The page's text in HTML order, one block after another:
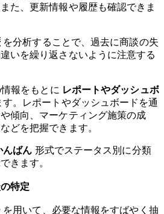
た、更新情報や履歴も確認できま
を分析することで、過去に商談の失
いを繰り返さないように注意する
報をもとに レポートやダッシュボ
す。レポートやダッシュボードを通
傾向、マーケティング施策の成
どを把握できます。
んばん 形式でステータス別に分類
きます。
特定
を用いて、必要な情報をすばやく抽